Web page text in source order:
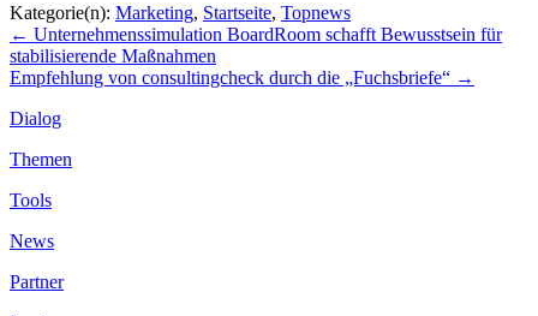
Kategorie(n): Marketing, Startseite, Topnews
Beitragsnavigation
← Unternehmenssimulation BoardRoom schafft Bewusstsein für
stabilisierende Maßnahmen
Empfehlung von consultingcheck durch die „Fuchsbriefe“ →
Dialog
Themen
Tools
News
Partner